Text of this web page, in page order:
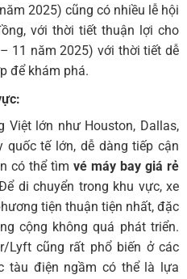
2025) cũng có nhiều lễ hội
với thời tiết thuận lợi cho
11 năm 2025) với thời tiết dễ
để khám phá.
Việt lớn như Houston, Dallas,
quốc tế lớn, dễ dàng tiếp cận
có thể tìm vé máy bay giá rẻ
di chuyển trong khu vực, xe
tiện thuận tiện nhất, đặc
cộng không quá phát triển.
Lyft cũng rất phổ biến ở các
tàu điện ngầm có thể là lựa